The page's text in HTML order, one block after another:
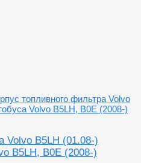
топливного фильтра Volvo
Volvo B5LH, B0E (2008-)
Volvo B5LH (01.08-)
B5LH, B0E (2008-)